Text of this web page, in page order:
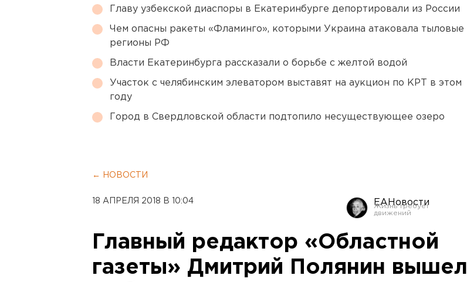
Главу узбекской диаспоры в Екатеринбурге депортировали из России
Чем опасны ракеты «Фламинго», которыми Украина атаковала тыловые
регионы РФ
Власти Екатеринбурга рассказали о борьбе с желтой водой
Участок с челябинским элеватором выставят на аукцион по КРТ в этом
году
Город в Свердловской области подтопило несуществующее озеро
← НОВОСТИ
18 АПРЕЛЯ 2018 В 10:04 ЕАНовости
Главный редактор «Областной
газеты» Дмитрий Полянин вышел